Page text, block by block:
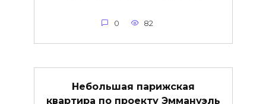
0 82
Небольшая парижская
квартира по проекту Эммануэль